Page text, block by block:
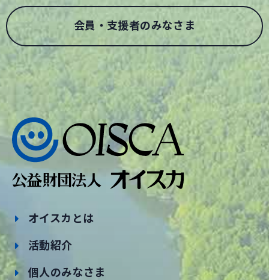
会員・支援者のみなさま
オイスカとは
活動紹介
個人のみなさま